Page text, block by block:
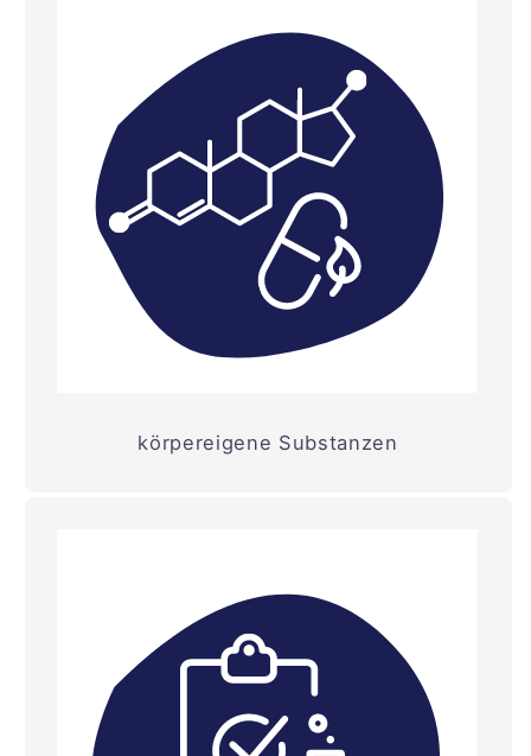
körpereigene Substanzen